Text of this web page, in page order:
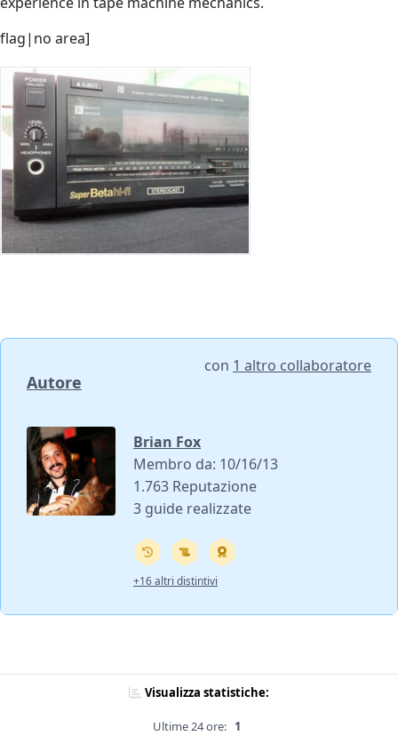
flag|no area]
Autore
con 1 altro collaboratore
Brian Fox
Membro da: 10/16/13
1.763 Reputazione
3 guide realizzate
+16 altri distintivi
Visualizza statistiche:
Ultime 24 ore: 1